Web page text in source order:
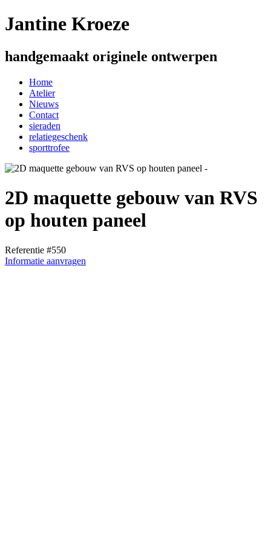
Jantine Kroeze
handgemaakt originele ontwerpen
Home
Atelier
Nieuws
Contact
sieraden
relatiegeschenk
sporttrofee
2D maquette gebouw van RVS
op houten paneel
Referentie #550
Informatie aanvragen